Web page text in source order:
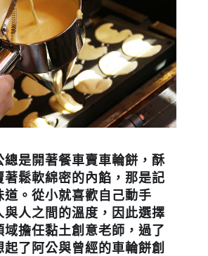
總是開著餐車賣車輪餅，酥
著鬆軟綿密的內餡，那是記
道。從小就喜歡自己動手
與人之間的溫度，因此選擇
域擔任黏土創意老師，過了
了阿公與曾經的車輪餅創